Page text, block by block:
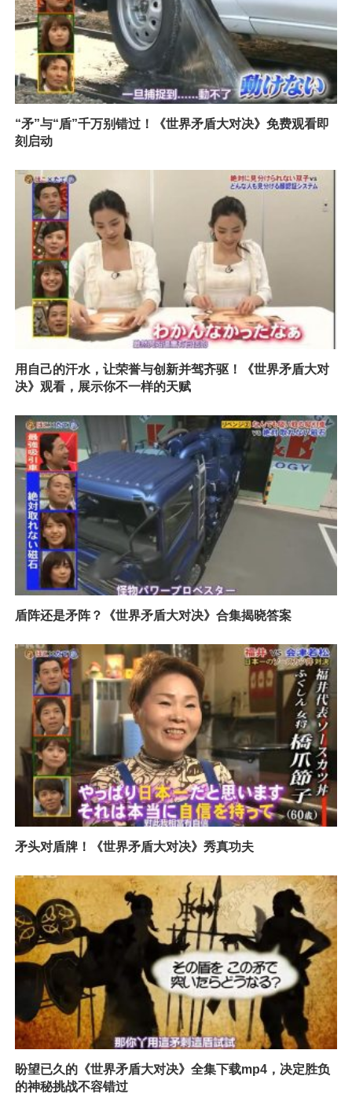
“矛”与“盾”千万别错过！《世界矛盾大对决》免费观看即
刻启动
用自己的汗水，让荣誉与创新并驾齐驱！《世界矛盾大对
决》观看，展示你不一样的天赋
盾阵还是矛阵？《世界矛盾大对决》合集揭晓答案
矛头对盾牌！《世界矛盾大对决》秀真功夫
盼望已久的《世界矛盾大对决》全集下载mp4，决定胜负
的神秘挑战不容错过